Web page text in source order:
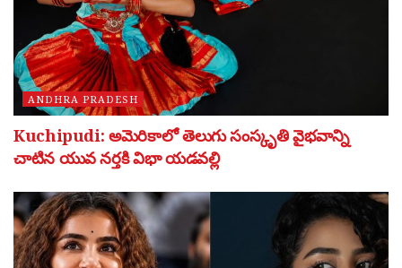
ANDHRA PRADESH
Kuchipudi: అమెరికాలో తెలుగు సంస్కృతి వైభవాన్ని
చాటిన యువ నర్తకి విభా యడవల్లి